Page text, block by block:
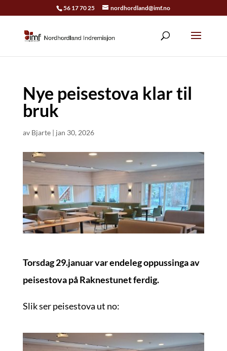
56 17 70 25 nordhordland@imf.no
Nye peisestova klar til
bruk
av Bjarte| jan 30, 2026
Torsdag 29.januar var endeleg oppussinga av
peisestova på Raknestunet ferdig.
Slik ser peisestova ut no: